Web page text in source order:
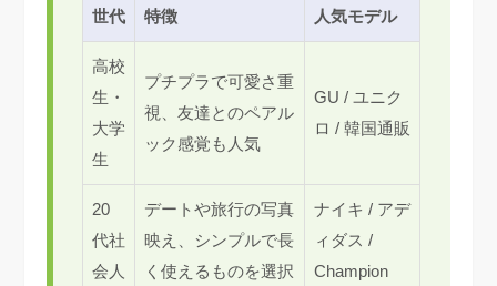
世代 特徴 人気モデル
高校
生・
大学
生
プチプラで可愛さ重
視、友達とのペアル
ック感覚も人気
GU / ユニク
ロ / 韓国通販
20
代社
会人
デートや旅行の写真
映え、シンプルで長
く使えるものを選択
ナイキ / アデ
ィダス /
Champion